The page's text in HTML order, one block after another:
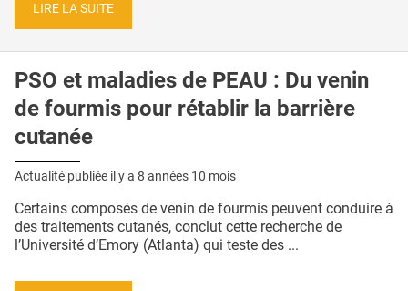
LIRE LA SUITE
PSO et maladies de PEAU : Du venin
de fourmis pour rétablir la barrière
cutanée
Actualité publiée il y a 8 années 10 mois
Certains composés de venin de fourmis peuvent conduire à
des traitements cutanés, conclut cette recherche de
l’Université d’Emory (Atlanta) qui teste des ...